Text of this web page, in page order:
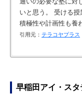
いと思う。 受ける
積極性や計画性も養
引用元： テラコヤプラス
引用元：テラコヤプラス
引用元：BIGLOBE
引用元：BIGLOBE
は上がったと感じま
早稲田アイ・ス